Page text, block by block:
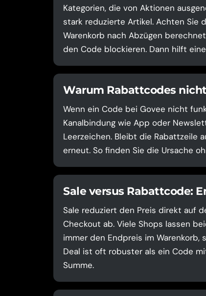
Kategorien, die von Aktionen
stark reduzierte Artikel. Achten Sie
Warenkorb nach Abzügen
den Code blockieren. Dann hilft
Warum Rabattcodes
Wenn ein Code bei Govee nicht
Kanalbindung wie App oder
Leerzeichen. Bleibt die Rabattzeile
erneut. So finden Sie die Ursache
Sale versus Rabattcode:
Sale reduziert den Preis direkt auf
Checkout ab. Viele Shops lassen
immer den Endpreis im
Deal ist oft robuster als ein Code
Summe.